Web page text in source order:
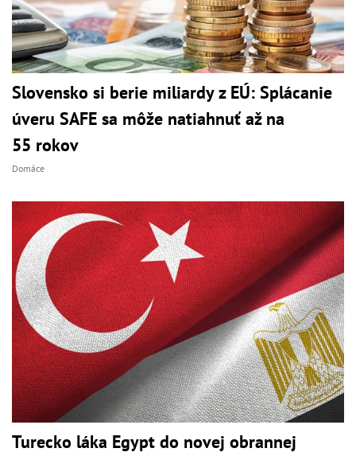
Slovensko si berie miliardy z EÚ: Splácanie
úveru SAFE sa môže natiahnuť až na
55 rokov
Domáce
Turecko láka Egypt do novej obrannej